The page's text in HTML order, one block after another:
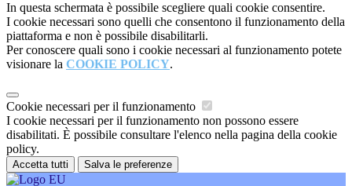
In questa schermata è possibile scegliere quali cookie consentire.
I cookie necessari sono quelli che consentono il funzionamento della
piattaforma e non è possibile disabilitarli.
Per conoscere quali sono i cookie necessari al funzionamento potete
visionare la COOKIE POLICY.
Cookie necessari per il funzionamento
I cookie necessari per il funzionamento non possono essere
disabilitati. È possibile consultare l'elenco nella pagina della cookie
policy.
Accetta tutti Salva le preferenze